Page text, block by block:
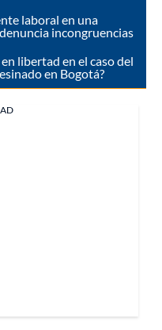
laboral en una
incongruencias
libertad en el caso del
en Bogotá?